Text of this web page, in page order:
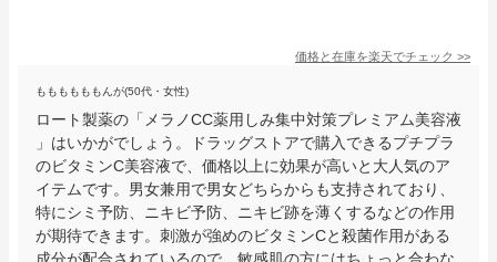
価格と在庫を楽天でチェック >>
ももももももんが(50代・女性)
ロート製薬の「メラノCC薬用しみ集中対策プレミアム美容液
」はいかがでしょう。ドラッグストアで購入できるプチプラ
のビタミンC美容液で、価格以上に効果が高いと大人気のア
イテムです。男女兼用で男女どちらからも支持されており、
特にシミ予防、ニキビ予防、ニキビ跡を薄くするなどの作用
が期待できます。刺激が強めのビタミンCと殺菌作用がある